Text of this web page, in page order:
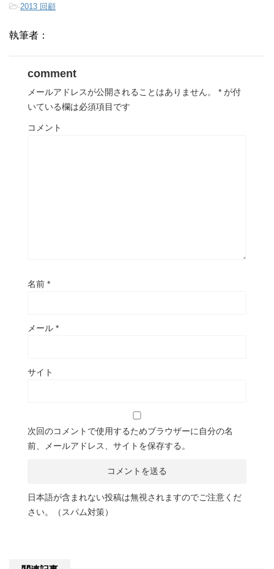
-2013 回顧
執筆者：
comment
メールアドレスが公開されることはありません。 * が付
いている欄は必須項目です
コメント
名前 *
メール *
サイト
次回のコメントで使用するためブラウザーに自分の名
前、メールアドレス、サイトを保存する。
日本語が含まれない投稿は無視されますのでご注意くだ
さい。（スパム対策）